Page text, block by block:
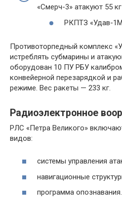
«Смерч-3» атакуют 55
РКПТЗ «Удав-
Противоторпедный комплекс
истреблять субмарины и
оборудован 10 ПУ РБУ
конвейерной перезарядкой и
режиме. Вес ракеты — 233 кг.
Радиоэлектронное
РЛС «Петра Великого»
видов:
системы управления
навигационные
программа опознавания.